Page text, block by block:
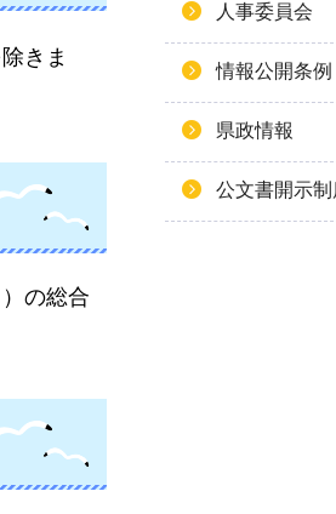
きま
の総合
人事委員会
情報公開条例
県政情報
公文書開示